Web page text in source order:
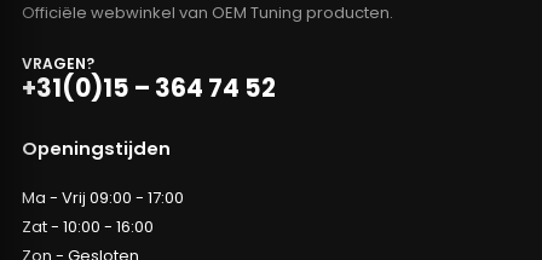
Officiële webwinkel van OEM Tuning producten.
VRAGEN?
+31(0)15 – 364 74 52
Openingstijden
Ma - Vrij 09:00 - 17:00
Zat - 10:00 - 16:00